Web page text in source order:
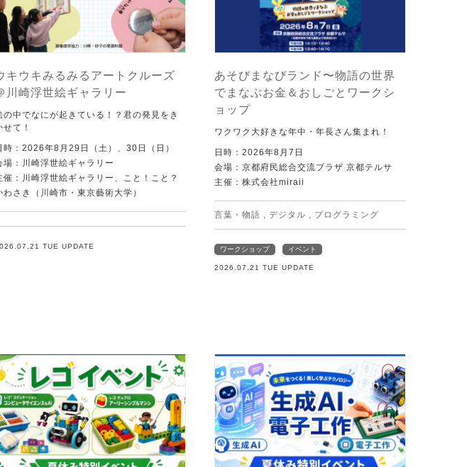
キウキみるみるアートクルーズ
川崎浮世絵ギャラリー
の中でなにが起きている！？君の発見をき
せて！
時：2026年8月29日（土）、30日（日）
場：川崎浮世絵ギャラリー
催：川崎浮世絵ギャラリー、こと！こと？
わさき（川崎市・東京藝術大学）
TUE UPDATE
あそびまなびランド〜物語の世界
でまなぶお金＆おしごとワークシ
ョップ
ワクワク大好きな年中・年長さん集まれ！
日時：2026年8月7日
会場：京都府民総合交流プラザ 京都テルサ
主催：株式会社miraii
言葉・物語 デジタル プログラミング
ワークショップ イベント
2026.07.21 TUE UPDATE